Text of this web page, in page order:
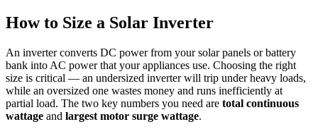
How to Size a Solar Inverter
An inverter converts DC power from your solar panels or battery
bank into AC power that your appliances use. Choosing the right
size is critical — an undersized inverter will trip under heavy loads,
while an oversized one wastes money and runs inefficiently at
partial load. The two key numbers you need are total continuous
wattage and largest motor surge wattage.